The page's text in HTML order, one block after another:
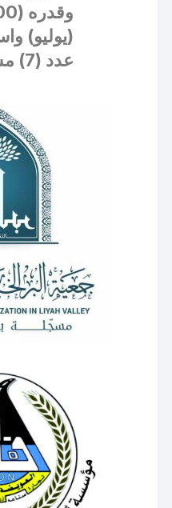
(يوليو)
عدد (7) مستفيدين .